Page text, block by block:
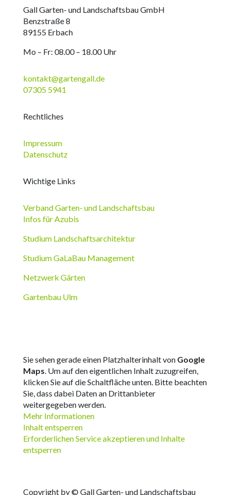
Gall Garten- und Landschaftsbau GmbH
Benzstraße 8
89155 Erbach
Mo – Fr: 08.00 – 18.00 Uhr
kontakt@gartengall.de
07305 5941
Rechtliches
Impressum
Datenschutz
Wichtige Links
Verband Garten- und Landschaftsbau
Infos für Azubis
Studium Landschaftsarchitektur
Studium GaLaBau Management
Netzwerk Gärten
Gartenbau Ulm
Sie sehen gerade einen Platzhalterinhalt von Google
Maps . Um auf den eigentlichen Inhalt zuzugreifen,
klicken Sie auf die Schaltfläche unten. Bitte beachten
Sie, dass dabei Daten an Drittanbieter
weitergegeben werden.
Mehr Informationen
Inhalt entsperren
Erforderlichen Service akzeptieren und Inhalte
entsperren
Copyright by © Gall Garten- und Landschaftsbau